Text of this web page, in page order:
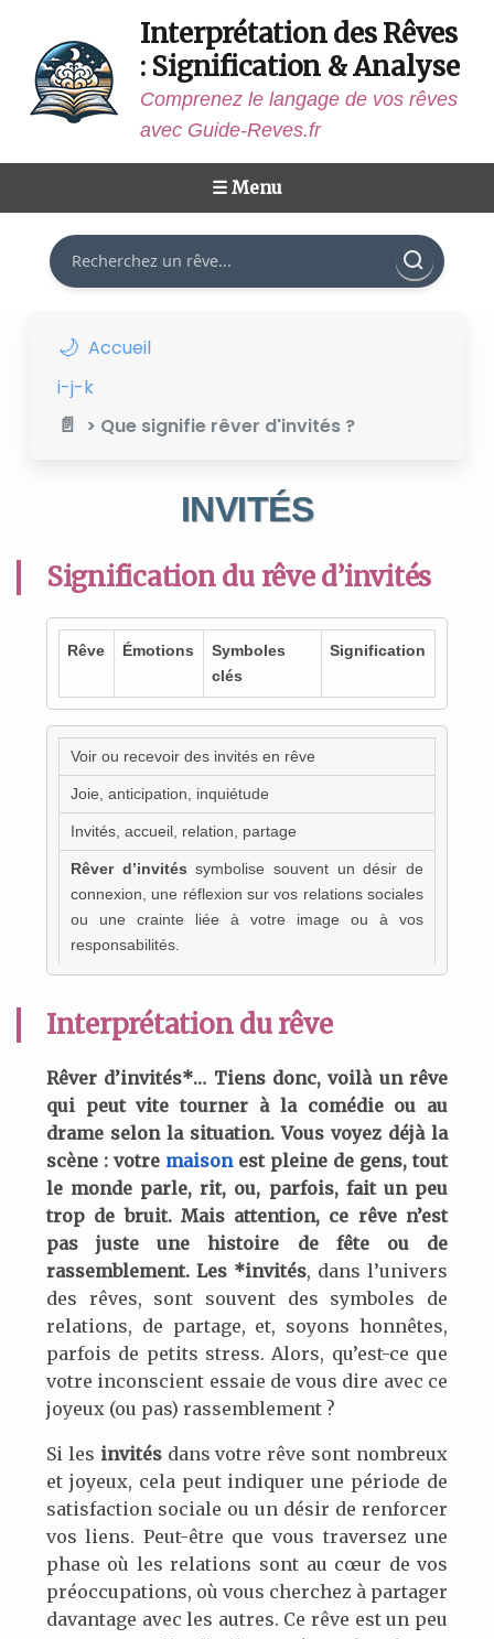
Interprétation des Rêves
: Signification & Analyse
Comprenez le langage de vos rêves
avec Guide-Reves.fr
☰ Menu
Rechercher
Accueil
i-j-k
> Que signifie rêver d'invités ?
INVITÉS
Signification du rêve d’invités
Rêve Émotions
Symboles
clés
Signification
Voir ou recevoir des invités en rêve
Joie, anticipation, inquiétude
Invités, accueil, relation, partage
Rêver d’invités symbolise souvent un désir de
connexion, une réflexion sur vos relations sociales
ou une crainte liée à votre image ou à vos
responsabilités.
Interprétation du rêve
Rêver d’invités*… Tiens donc, voilà un rêve
qui peut vite tourner à la comédie ou au
drame selon la situation. Vous voyez déjà la
scène : votre maisonest pleine de gens, tout
le monde parle, rit, ou, parfois, fait un peu
trop de bruit. Mais attention, ce rêve n’est
pas juste une histoire de fête ou de
rassemblement. Les *invités, dans l’univers
des rêves, sont souvent des symboles de
relations, de partage, et, soyons honnêtes,
parfois de petits stress. Alors, qu’est-ce que
votre inconscient essaie de vous dire avec ce
joyeux (ou pas) rassemblement ?
Si les invitésdans votre rêve sont nombreux
et joyeux, cela peut indiquer une période de
satisfaction sociale ou un désir de renforcer
vos liens. Peut-être que vous traversez une
phase où les relations sont au cœur de vos
préoccupations, où vous cherchez à partager
davantage avec les autres. Ce rêve est un peu